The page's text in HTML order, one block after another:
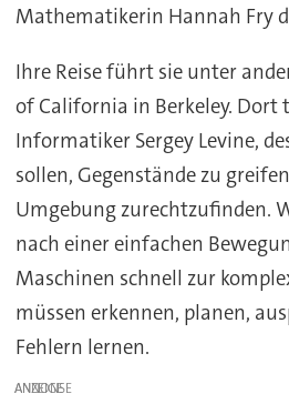
Mathematikerin Hannah Fry
Ihre Reise führt sie unter
of California in Berkeley. Dort
Informatiker Sergey Levine,
sollen, Gegenstände zu
Umgebung zurechtzufinden.
nach einer einfachen
Maschinen schnell zur
müssen erkennen, planen,
Fehlern lernen.
ANZEIGE